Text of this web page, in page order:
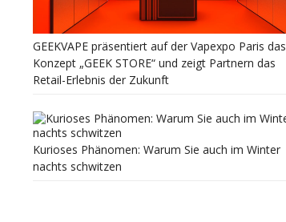
GEEKVAPE präsentiert auf der Vapexpo Paris das
Konzept „GEEK STORE“ und zeigt Partnern das
Retail-Erlebnis der Zukunft
Kurioses Phänomen: Warum Sie auch im Winter
nachts schwitzen